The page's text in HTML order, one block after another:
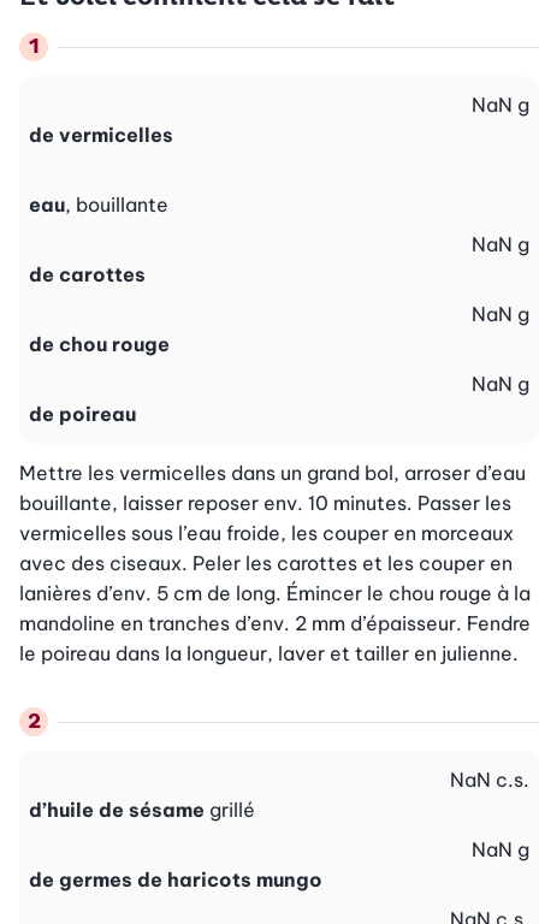
de vermicelles
NaN g
eau, bouillante
de carottes
NaN g
de chou rouge
NaN g
de poireau
NaN g
Mettre les vermicelles dans un grand bol, arroser d’eau
bouillante, laisser reposer env. 10 minutes. Passer les
vermicelles sous l’eau froide, les couper en morceaux
avec des ciseaux. Peler les carottes et les couper en
lanières d’env. 5 cm de long. Émincer le chou rouge à la
mandoline en tranches d’env. 2 mm d’épaisseur. Fendre
le poireau dans la longueur, laver et tailler en julienne.
d’huile de sésame grillé
NaN c.s.
de germes de haricots mungo
NaN g